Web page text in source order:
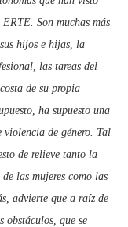
Son muchas más
hijos e hijas, la
las tareas del
de su propia
ha supuesto una
violencia de género. Tal
de relieve tanto la
las mujeres como las
advierte que a raíz de
obstáculos, que se